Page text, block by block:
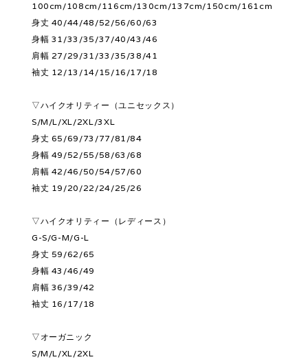
100cm/108cm/116cm/130cm/137cm/150cm/161cm
身丈 40/44/48/52/56/60/63
身幅 31/33/35/37/40/43/46
肩幅 27/29/31/33/35/38/41
袖丈 12/13/14/15/16/17/18
▽ハイクオリティー（ユニセックス）
S/M/L/XL/2XL/3XL
身丈 65/69/73/77/81/84
身幅 49/52/55/58/63/68
肩幅 42/46/50/54/57/60
袖丈 19/20/22/24/25/26
▽ハイクオリティー（レディース）
G-S/G-M/G-L
身丈 59/62/65
身幅 43/46/49
肩幅 36/39/42
袖丈 16/17/18
▽オーガニック
S/M/L/XL/2XL